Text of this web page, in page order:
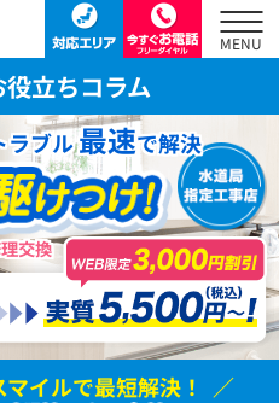
役立ちコラム
ラブル最速で解決
交換
マイルで最短解決！